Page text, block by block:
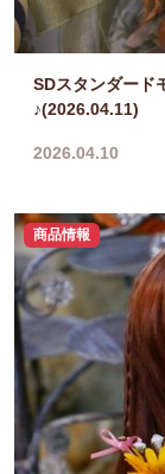
SDスタンダード
♪(2026.04.11)
2026.04.10
商品情報